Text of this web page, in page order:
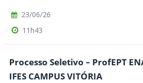
23/06/26
11h43
Processo Seletivo – ProfEPT
IFES CAMPUS VITÓRIA